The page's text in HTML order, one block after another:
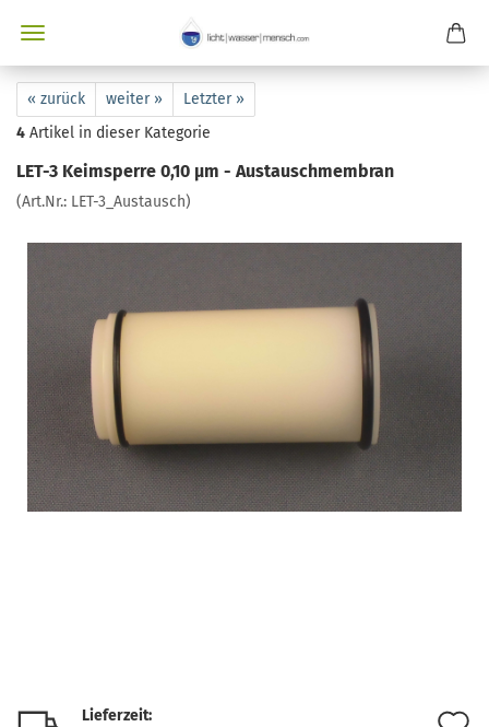
« zurück weiter »
Letzter »
4 Artikel in dieser Kategorie
LET-3 Keimsperre 0,10 µm - Austauschmembran
(Art.Nr.: LET-3_Austausch)
Lieferzeit: